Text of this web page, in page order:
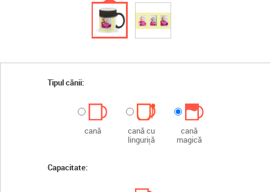
Tipul cănii:
cană
cană cu
linguriță
cană
magică
Capacitate: